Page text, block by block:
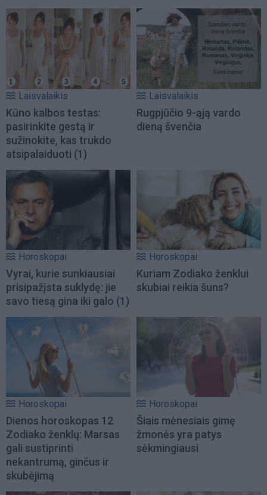
Laisvalaikis
Kūno kalbos testas:
pasirinkite gestą ir
sužinokite, kas trukdo
atsipalaiduoti (1)
Laisvalaikis
Rugpjūčio 9-ąją vardo
dieną švenčia
Horoskopai
Vyrai, kurie sunkiausiai
prisipažįsta suklydę: jie
savo tiesą gina iki galo (1)
Horoskopai
Kuriam Zodiako ženklui
skubiai reikia šuns?
Horoskopai
Dienos horoskopas 12
Zodiako ženklų: Marsas
gali sustiprinti
nekantrumą, ginčus ir
skubėjimą
Horoskopai
Šiais mėnesiais gimę
žmonės yra patys
sėkmingiausi